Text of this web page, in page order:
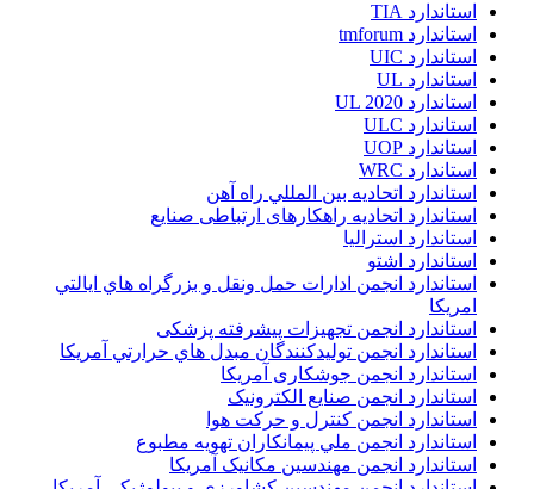
استاندارد TIA
استاندارد tmforum
استاندارد UIC
استاندارد UL
استاندارد UL 2020
استاندارد ULC
استاندارد UOP
استاندارد WRC
استاندارد اتحاديه بين المللي راه آهن
استاندارد اتحادیه راهکارهای ارتباطی صنایع
استاندارد استرالیا
استاندارد اشتو
استاندارد انجمن ادارات حمل ونقل و بزرگراه هاي ايالتي
امريکا
استاندارد انجمن تجهیزات پیشرفته پزشکی
استاندارد انجمن توليدکنندگان مبدل هاي حرارتي آمريکا
استاندارد انجمن جوشکاری آمریکا
استاندارد انجمن صنايع الکترونيک
استاندارد انجمن کنترل و حرکت هوا
استاندارد انجمن ملي پيمانکاران تهويه مطبوع
استاندارد انجمن مهندسين مکانيک آمريکا